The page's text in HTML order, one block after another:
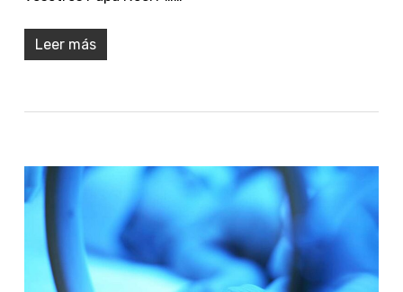
Leer más